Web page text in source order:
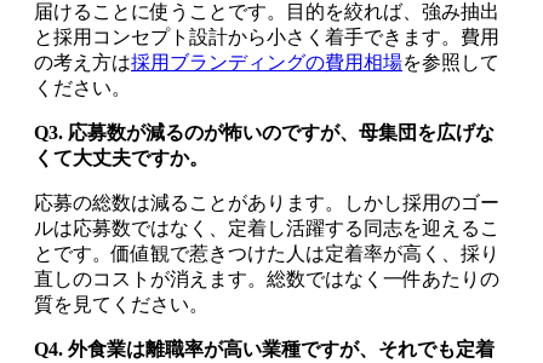
届けることに使うことです。目的を絞れば、強み抽出
と採用コンセプト設計から小さく着手できます。費用
の考え方は採用ブランディングの費用相場を参照して
ください。
Q3. 応募数が減るのが怖いのですが、母集団を広げな
くて大丈夫ですか。
応募の総数は減ることがあります。しかし採用のゴー
ルは応募数ではなく、定着し活躍する同志を迎えるこ
とです。価値観で惹きつけた人は定着率が高く、採り
直しのコストが消えます。総数ではなく一件あたりの
質を見てください。
Q4. 外食業は離職率が高い業種ですが、それでも定着